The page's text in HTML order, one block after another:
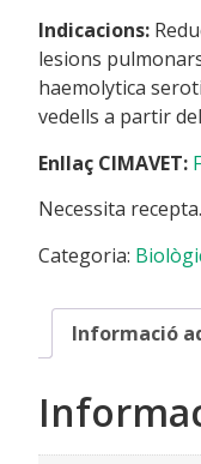
Indicacions:
lesions
haemolytica
vedells a partir
Enllaç CIMAVET:
Necessita recepta.
Categoria:
Informació